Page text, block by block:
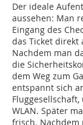
Der ideale
aussehen: Man
Eingang des
das Ticket direkt
Nachdem man
die
dem Weg zum
entspannt sich
WLAN. Später
frisch. Nachdem